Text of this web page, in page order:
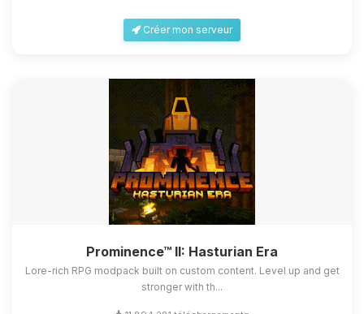
Créer mon serveur
Prominence™ II: Hasturian Era
Lore-rich RPG modpack built on custom content. Level up and get
stronger with th...